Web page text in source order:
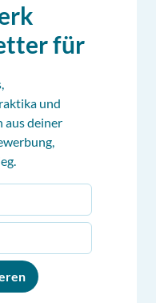
für
und
aus deiner